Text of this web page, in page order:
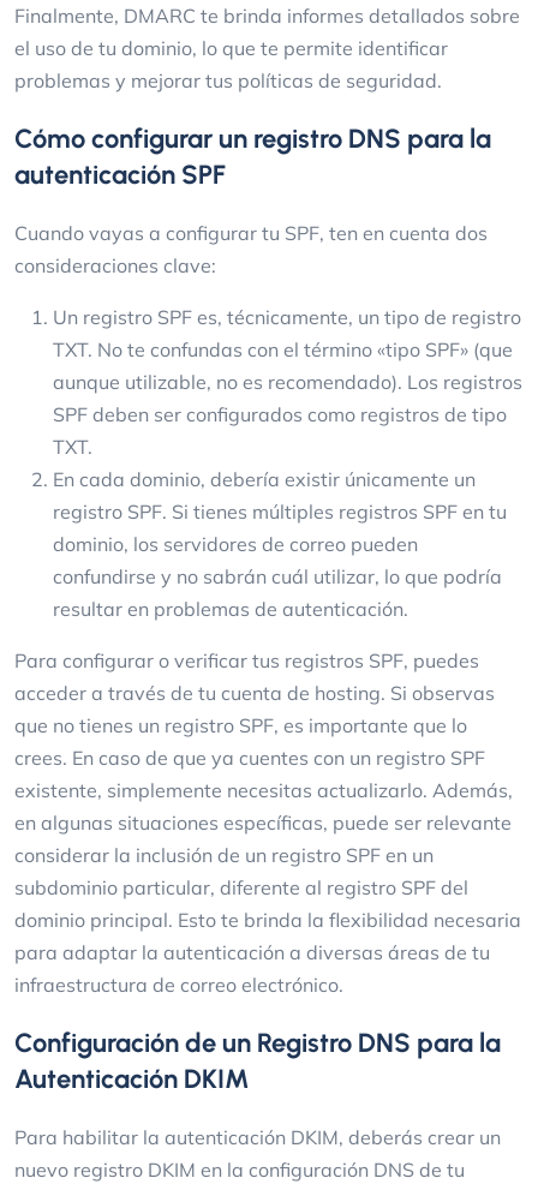
Finalmente, DMARC te brinda informes detallados sobre
el uso de tu dominio, lo que te permite identificar
problemas y mejorar tus políticas de seguridad.
Cómo configurar un registro DNS para la
autenticación SPF
Cuando vayas a configurar tu SPF, ten en cuenta dos
consideraciones clave:
Un registro SPF es, técnicamente, un tipo de registro
TXT. No te confundas con el término «tipo SPF» (que
aunque utilizable, no es recomendado). Los registros
SPF deben ser configurados como registros de tipo
TXT.
En cada dominio, debería existir únicamente un
registro SPF. Si tienes múltiples registros SPF en tu
dominio, los servidores de correo pueden
confundirse y no sabrán cuál utilizar, lo que podría
resultar en problemas de autenticación.
Para configurar o verificar tus registros SPF, puedes
acceder a través de tu cuenta de hosting. Si observas
que no tienes un registro SPF, es importante que lo
crees. En caso de que ya cuentes con un registro SPF
existente, simplemente necesitas actualizarlo. Además,
en algunas situaciones específicas, puede ser relevante
considerar la inclusión de un registro SPF en un
subdominio particular, diferente al registro SPF del
dominio principal. Esto te brinda la flexibilidad necesaria
para adaptar la autenticación a diversas áreas de tu
infraestructura de correo electrónico.
Configuración de un Registro DNS para la
Autenticación DKIM
Para habilitar la autenticación DKIM, deberás crear un
nuevo registro DKIM en la configuración DNS de tu